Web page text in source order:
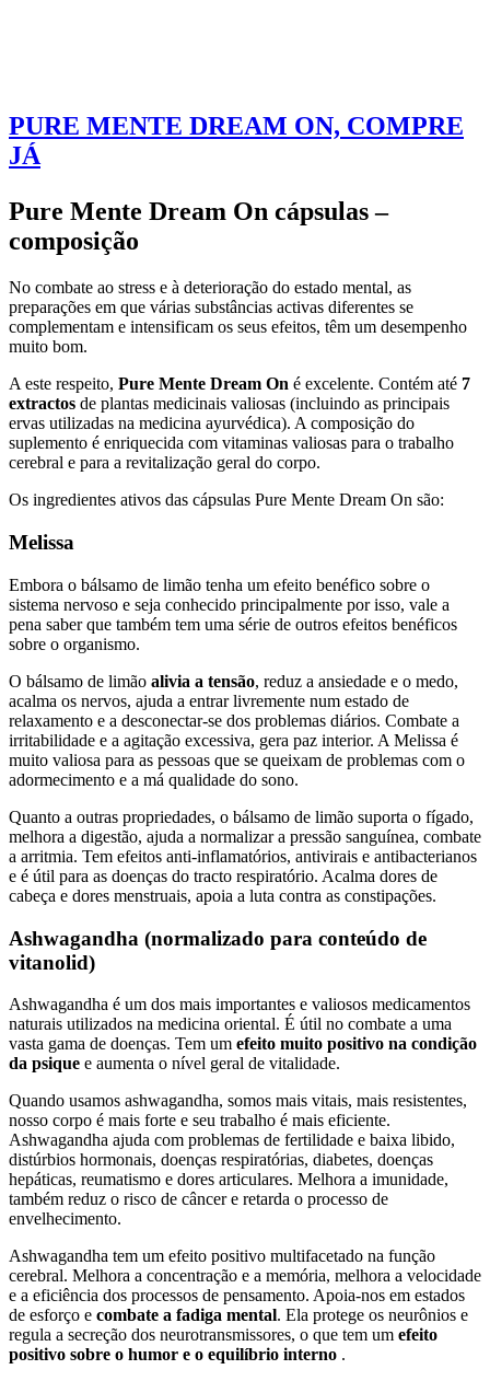
PURE MENTE DREAM ON, COMPRE
JÁ
Pure Mente Dream On cápsulas –
composição
No combate ao stress e à deterioração do estado mental, as
preparações em que várias substâncias activas diferentes se
complementam e intensificam os seus efeitos, têm um desempenho
muito bom.
A este respeito, Pure Mente Dream On é excelente. Contém até 7
extractos de plantas medicinais valiosas (incluindo as principais
ervas utilizadas na medicina ayurvédica). A composição do
suplemento é enriquecida com vitaminas valiosas para o trabalho
cerebral e para a revitalização geral do corpo.
Os ingredientes ativos das cápsulas Pure Mente Dream On são:
Melissa
Embora o bálsamo de limão tenha um efeito benéfico sobre o
sistema nervoso e seja conhecido principalmente por isso, vale a
pena saber que também tem uma série de outros efeitos benéficos
sobre o organismo.
O bálsamo de limão alivia a tensão, reduz a ansiedade e o medo,
acalma os nervos, ajuda a entrar livremente num estado de
relaxamento e a desconectar-se dos problemas diários. Combate a
irritabilidade e a agitação excessiva, gera paz interior. A Melissa é
muito valiosa para as pessoas que se queixam de problemas com o
adormecimento e a má qualidade do sono.
Quanto a outras propriedades, o bálsamo de limão suporta o fígado,
melhora a digestão, ajuda a normalizar a pressão sanguínea, combate
a arritmia. Tem efeitos anti-inflamatórios, antivirais e antibacterianos
e é útil para as doenças do tracto respiratório. Acalma dores de
cabeça e dores menstruais, apoia a luta contra as constipações.
Ashwagandha (normalizado para conteúdo de
vitanolid)
Ashwagandha é um dos mais importantes e valiosos medicamentos
naturais utilizados na medicina oriental. É útil no combate a uma
vasta gama de doenças. Tem um efeito muito positivo na condição
da psique e aumenta o nível geral de vitalidade.
Quando usamos ashwagandha, somos mais vitais, mais resistentes,
nosso corpo é mais forte e seu trabalho é mais eficiente.
Ashwagandha ajuda com problemas de fertilidade e baixa libido,
distúrbios hormonais, doenças respiratórias, diabetes, doenças
hepáticas, reumatismo e dores articulares. Melhora a imunidade,
também reduz o risco de câncer e retarda o processo de
envelhecimento.
Ashwagandha tem um efeito positivo multifacetado na função
cerebral. Melhora a concentração e a memória, melhora a velocidade
e a eficiência dos processos de pensamento. Apoia-nos em estados
de esforço e combate a fadiga mental. Ela protege os neurônios e
regula a secreção dos neurotransmissores, o que tem um efeito
positivo sobre o humor e o equilíbrio interno .